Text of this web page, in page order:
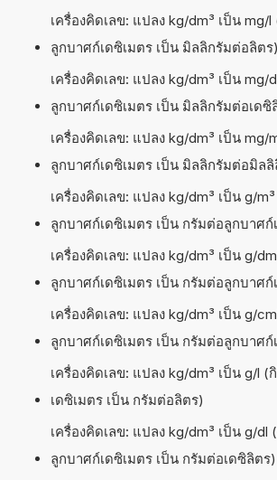
เครื่องคิดเลข: แปลง kg/dm³ เป็น mg/
ลูกบาศก์เดซิเมตร เป็น มิลลิกรัมต่อลิตร)
เครื่องคิดเลข: แปลง kg/dm³ เป็น mg/
ลูกบาศก์เดซิเมตร เป็น มิลลิกรัมต่อเดซิ
เครื่องคิดเลข: แปลง kg/dm³ เป็น mg/
ลูกบาศก์เดซิเมตร เป็น มิลลิกรัมต่อมิลลิ
เครื่องคิดเลข: แปลง kg/dm³ เป็น g/
ลูกบาศก์เดซิเมตร เป็น กรัมต่อลูกบาศก์
เครื่องคิดเลข: แปลง kg/dm³ เป็น g/
ลูกบาศก์เดซิเมตร เป็น กรัมต่อลูกบาศก์
เครื่องคิดเลข: แปลง kg/dm³ เป็น g/
ลูกบาศก์เดซิเมตร เป็น กรัมต่อลูกบาศก์
เครื่องคิดเลข: แปลง kg/dm³ เป็น g/l
เดซิเมตร เป็น กรัมต่อลิตร)
เครื่องคิดเลข: แปลง kg/dm³ เป็น g/dl
ลูกบาศก์เดซิเมตร เป็น กรัมต่อเดซิลิตร)